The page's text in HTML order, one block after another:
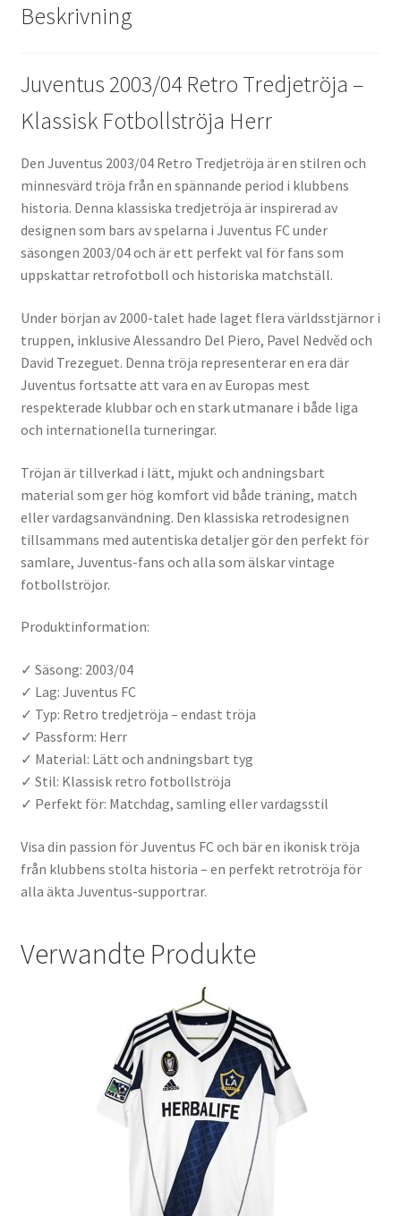
Beskrivning
Juventus 2003/04 Retro Tredjetröja –
Klassisk Fotbollströja Herr
Den Juventus 2003/04 Retro Tredjetröja är en stilren och
minnesvärd tröja från en spännande period i klubbens
historia. Denna klassiska tredjetröja är inspirerad av
designen som bars av spelarna i Juventus FC under
säsongen 2003/04 och är ett perfekt val för fans som
uppskattar retrofotboll och historiska matchställ.
Under början av 2000-talet hade laget flera världsstjärnor i
truppen, inklusive Alessandro Del Piero, Pavel Nedvěd och
David Trezeguet. Denna tröja representerar en era där
Juventus fortsatte att vara en av Europas mest
respekterade klubbar och en stark utmanare i både liga
och internationella turneringar.
Tröjan är tillverkad i lätt, mjukt och andningsbart
material som ger hög komfort vid både träning, match
eller vardagsanvändning. Den klassiska retrodesignen
tillsammans med autentiska detaljer gör den perfekt för
samlare, Juventus-fans och alla som älskar vintage
fotbollströjor.
Produktinformation:
✓ Säsong: 2003/04
✓ Lag: Juventus FC
✓ Typ: Retro tredjetröja – endast tröja
✓ Passform: Herr
✓ Material: Lätt och andningsbart tyg
✓ Stil: Klassisk retro fotbollströja
✓ Perfekt för: Matchdag, samling eller vardagsstil
Visa din passion för Juventus FC och bär en ikonisk tröja
från klubbens stolta historia – en perfekt retrotröja för
alla äkta Juventus-supportrar.
Verwandte Produkte